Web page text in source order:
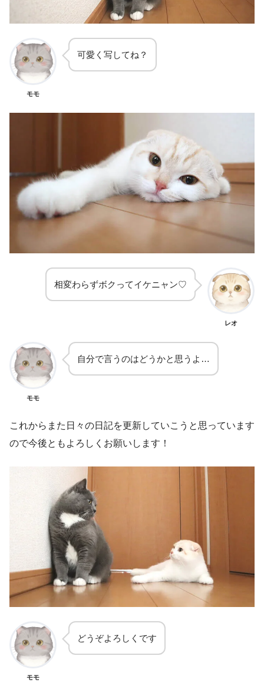
モモ
可愛く写してね？
相変わらずボクってイケニャン♡
レオ
モモ
自分で言うのはどうかと思うよ…
これからまた日々の日記を更新していこうと思っています
ので今後ともよろしくお願いします！
モモ
どうぞよろしくです